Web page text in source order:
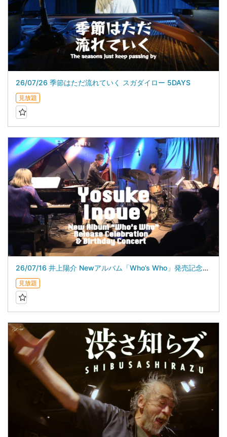
26/07/26 季節はただ流れていく スガダイロー 5DAYS
見放題
26/07/16 井上陽介 Newアルバム「Who’s Who」発売記念＆バースデイライブ
見放題